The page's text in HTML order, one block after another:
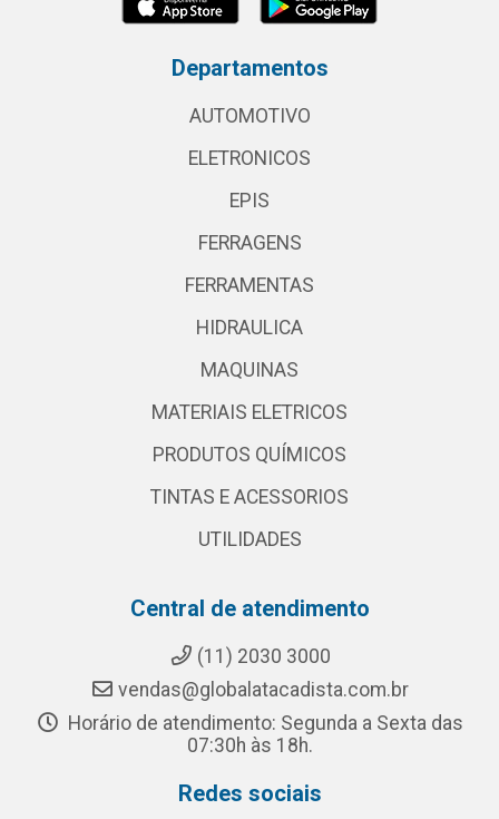
Departamentos
AUTOMOTIVO
ELETRONICOS
EPIS
FERRAGENS
FERRAMENTAS
HIDRAULICA
MAQUINAS
MATERIAIS ELETRICOS
PRODUTOS QUÍMICOS
TINTAS E ACESSORIOS
UTILIDADES
Central de atendimento
(11) 2030 3000
vendas@globalatacadista.com.br
Horário de atendimento: Segunda a Sexta das
07:30h às 18h.
Redes sociais